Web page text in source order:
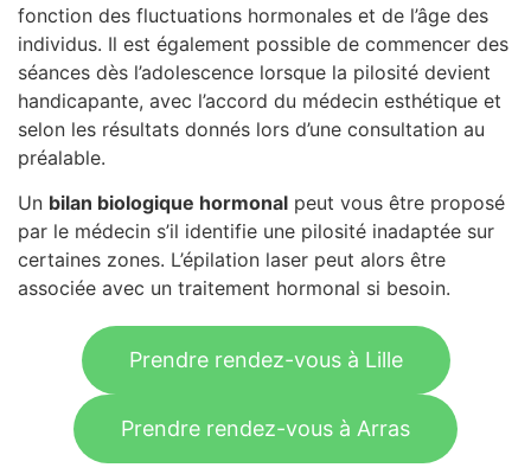
fonction des fluctuations hormonales et de l’âge des
individus. Il est également possible de commencer des
séances dès l’adolescence lorsque la pilosité devient
handicapante, avec l’accord du médecin esthétique et
selon les résultats donnés lors d’une consultation au
préalable.
Un bilan biologique hormonal peut vous être proposé
par le médecin s’il identifie une pilosité inadaptée sur
certaines zones. L’épilation laser peut alors être
associée avec un traitement hormonal si besoin.
Prendre rendez-vous à Lille
Prendre rendez-vous à Arras